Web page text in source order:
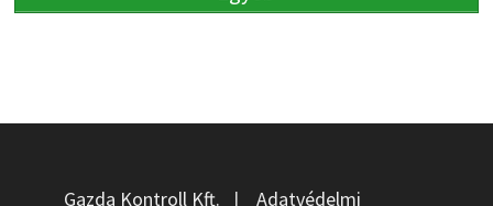
Gazda Kontroll Kft. | Adatvédelmi